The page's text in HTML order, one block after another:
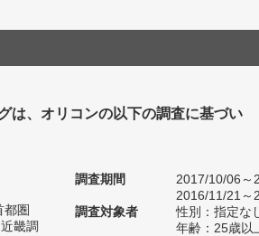
は、オリコンの以下の調査に基づい
都圏
畿調
調査期間
2017/10/06～
2016/11/21～
調査対象者
性別：指定な
年齢：25歳以